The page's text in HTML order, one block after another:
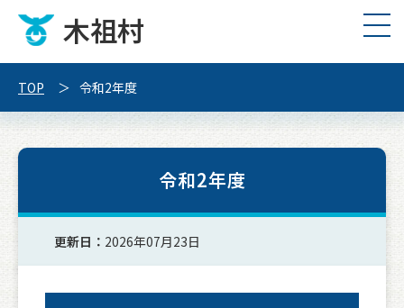
木祖村
TOP 令和2年度
令和2年度
更新日： 2026年07月23日